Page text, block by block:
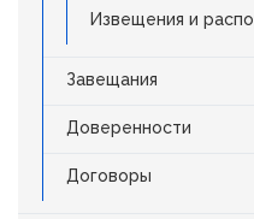
Извещения и
Завещания
Доверенности
Договоры